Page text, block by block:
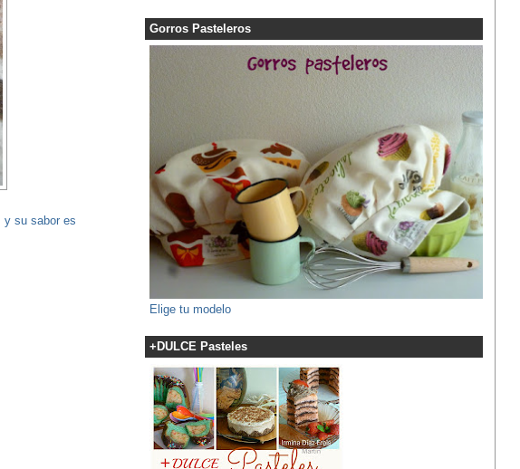
y su sabor es
Gorros Pasteleros
Elige tu modelo
+DULCE Pasteles